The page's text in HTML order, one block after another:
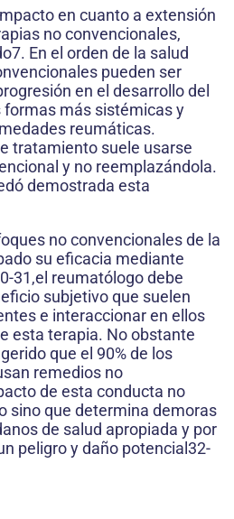
en cuanto a extensión
no convencionales,
En el orden de la salud
pueden ser
en el desarrollo del
formas más sistémicas y
reumáticas.
tratamiento suele usarse
y no reemplazándola.
demostrada esta
no convencionales de la
su eficacia mediante
31,el reumatólogo debe
subjetivo que suelen
e interaccionar en ellos
esta terapia. No obstante
que el 90% de los
remedios no
de esta conducta no
sino que determina demoras
de salud apropiada y por
peligro y daño potencial32-